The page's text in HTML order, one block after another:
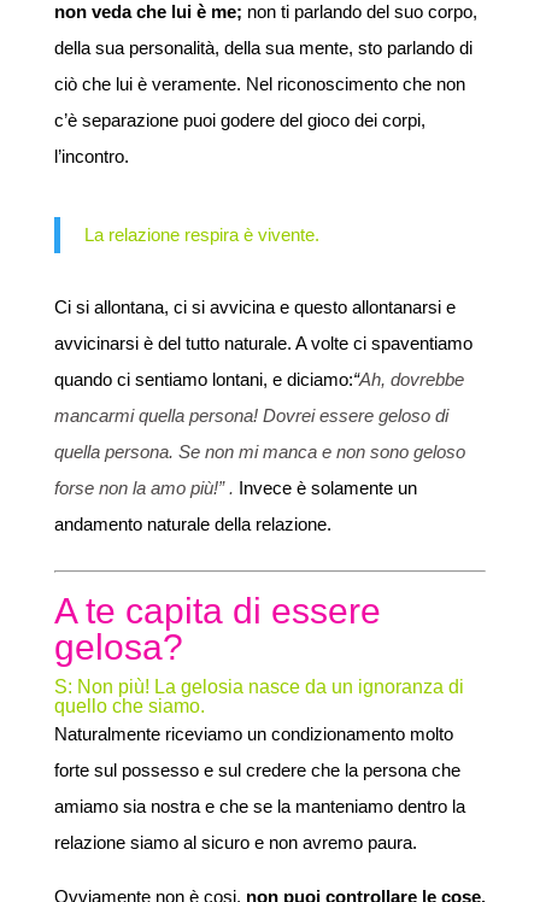
non veda che lui è me; non ti parlando del suo corpo,
della sua personalità, della sua mente, sto parlando di
ciò che lui è veramente. Nel riconoscimento che non
c’è separazione puoi godere del gioco dei corpi,
l’incontro.
La relazione respira è vivente.
Ci si allontana, ci si avvicina e questo allontanarsi e
avvicinarsi è del tutto naturale. A volte ci spaventiamo
quando ci sentiamo lontani, e diciamo:“Ah, dovrebbe
mancarmi quella persona! Dovrei essere geloso di
quella persona. Se non mi manca e non sono geloso
forse non la amo più!” . Invece è solamente un
andamento naturale della relazione.
A te capita di essere
gelosa?
S: Non più! La gelosia nasce da un ignoranza di
quello che siamo.
Naturalmente riceviamo un condizionamento molto
forte sul possesso e sul credere che la persona che
amiamo sia nostra e che se la manteniamo dentro la
relazione siamo al sicuro e non avremo paura.
Ovviamente non è cosi, non puoi controllare le cose.